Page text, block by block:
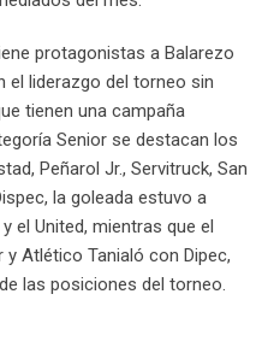
protagonistas a Balarezo
el liderazgo del torneo sin
tienen una campaña
Senior se destacan los
Peñarol Jr., Servitruck, San
la goleada estuvo a
el United, mientras que el
Atlético Tanialó con Dipec,
las posiciones del torneo.